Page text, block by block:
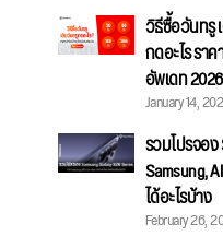
วิธีซื้อวันทรู
กดอะไร รา
อัพเดท 2026
January 14,
รวมโปรจอง
Samsung,
ได้อะไรบ้าง
February 26,